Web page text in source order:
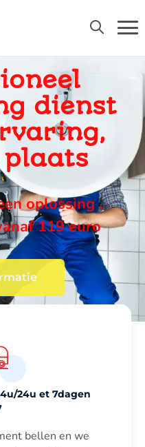
dienst
oplossing ,
119 euro
24u et 7dagen
bellen en we